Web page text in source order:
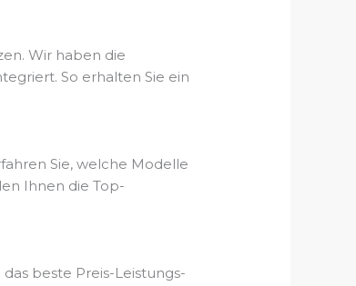
Wir haben die
So erhalten Sie ein
Sie, welche Modelle
Ihnen die Top-
beste Preis-Leistungs-